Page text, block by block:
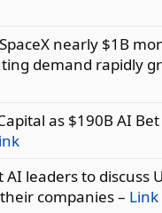
nearly $1B
demand rapidly
as $190B AI Bet
leaders to discuss
companies – Link